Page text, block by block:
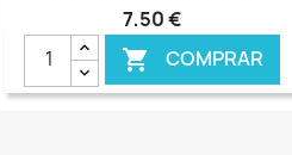
7,50 €
 COMPRAR